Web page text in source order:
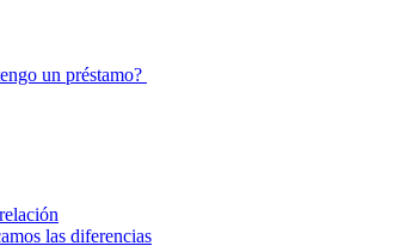
un préstamo?
las diferencias